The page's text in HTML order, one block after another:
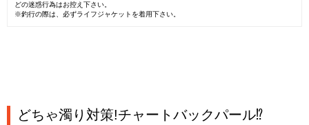
どの迷惑行為はお控え下さい。
※釣行の際は、必ずライフジャケットを着用下さい。
どちゃ濁り対策!チャートバックパール⁉